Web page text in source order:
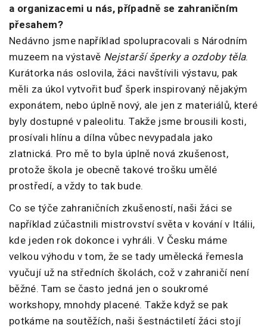
a organizacemi u nás, případně se zahraničním
přesahem?
Nedávno jsme například spolupracovali s Národním
muzeem na výstavě Nejstarší šperky a ozdoby těla.
Kurátorka nás oslovila, žáci navštívili výstavu, pak
měli za úkol vytvořit buď šperk inspirovaný nějakým
exponátem, nebo úplně nový, ale jen z materiálů, které
byly dostupné v paleolitu. Takže jsme brousili kosti,
prosívali hlínu a dílna vůbec nevypadala jako
zlatnická. Pro mě to byla úplně nová zkušenost,
protože škola je obecně takové trošku umělé
prostředí, a vždy to tak bude.
Co se týče zahraničních zkušeností, naši žáci se
například zúčastnili mistrovství světa v kování v Itálii,
kde jeden rok dokonce i vyhráli. V Česku máme
velkou výhodu v tom, že se tady umělecká řemesla
vyučují už na středních školách, což v zahraničí není
běžné. Tam se často jedná jen o soukromé
workshopy, mnohdy placené. Takže když se pak
potkáme na soutěžích, naši šestnáctiletí žáci stojí